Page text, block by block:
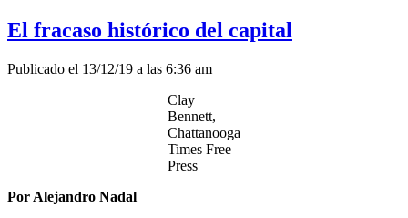
El fracaso histórico del capital
Publicado el 13/12/19 a las 6:36 am
Clay
Bennett,
Chattanooga
Times Free
Press
Por Alejandro Nadal